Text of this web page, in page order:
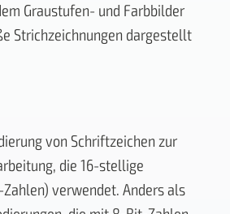
Graustufen- und Farbbilder
Strichzeichnungen dargestellt
von Schriftzeichen zur
die 16-stellige
verwendet. Anders als